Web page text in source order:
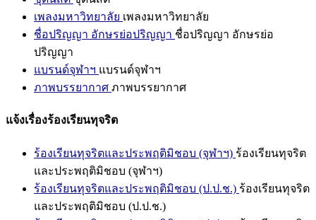
เพลงมหาวิทยาลัย เพลงมหาวิทยาลัย
ชื่อปริญญา อักษรย่อปริญญา ชื่อปริญญา อักษรย่อ
ปริญญา
แบรนด์จุฬาฯ แบรนด์จุฬาฯ
ภาพบรรยากาศ ภาพบรรยากาศ
แจ้งเรื่องร้องเรียนทุจริต
ร้องเรียนทุจริตและประพฤติมิชอบ (จุฬาฯ) ร้องเรียนทุจริต
และประพฤติมิชอบ (จุฬาฯ)
ร้องเรียนทุจริตและประพฤติมิชอบ (ป.ป.ช.) ร้องเรียนทุจริต
และประพฤติมิชอบ (ป.ป.ช.)